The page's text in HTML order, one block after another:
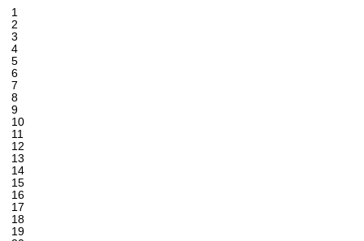
1
2
3
4
5
6
7
8
9
10
11
12
13
14
15
16
17
18
19